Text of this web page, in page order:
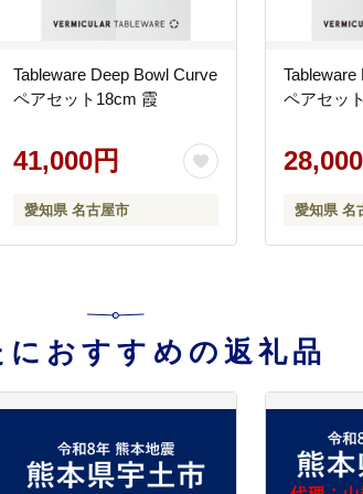
Tableware Deep Bowl Curve
ペアセット18cm 霞
41,000円
愛知県 名古屋市
Tableware
ペアセッ
愛知県 名
におすすめの返礼品